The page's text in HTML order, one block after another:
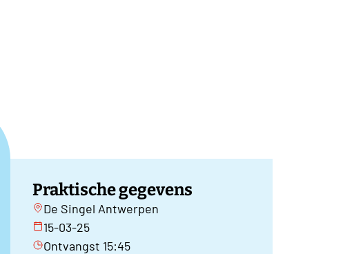
Praktische gegevens
De Singel Antwerpen
15-03-25
Ontvangst 15:45